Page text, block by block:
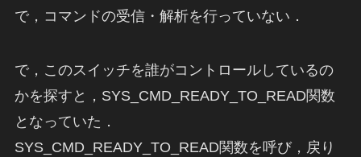
で，コマンドの受信・解析を行っていない．
で，このスイッチを誰がコントロールしているの
かを探すと，SYS_CMD_READY_TO_READ関数
となっていた．
SYS_CMD_READY_TO_READ関数を呼び，戻り